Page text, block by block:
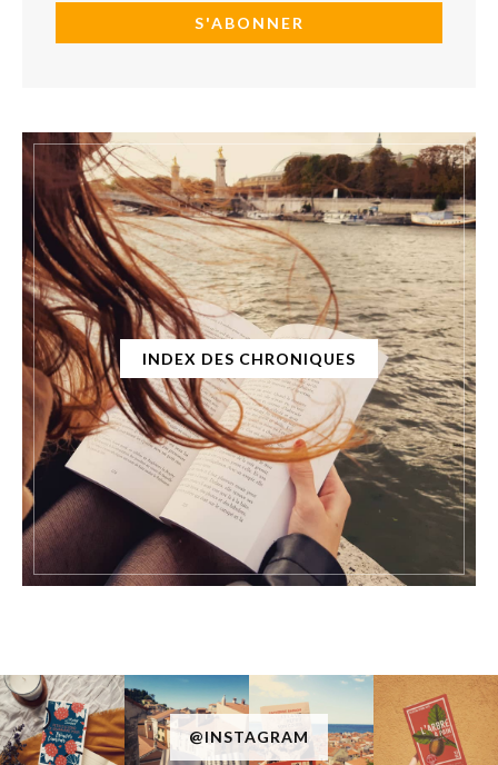
INDEX DES CHRONIQUES
@INSTAGRAM